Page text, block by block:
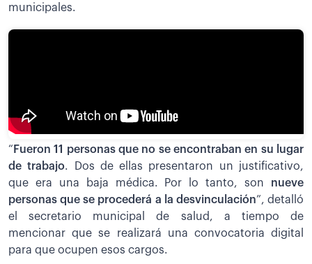
municipales.
“ Fueron 11 personas que no se encontraban en su lugar
de trabajo. Dos de ellas presentaron un justificativo,
que era una baja médica. Por lo tanto, son nueve
personas que se procederá a la desvinculación”, detalló
el secretario municipal de salud, a tiempo de
mencionar que se realizará una convocatoria digital
para que ocupen esos cargos.